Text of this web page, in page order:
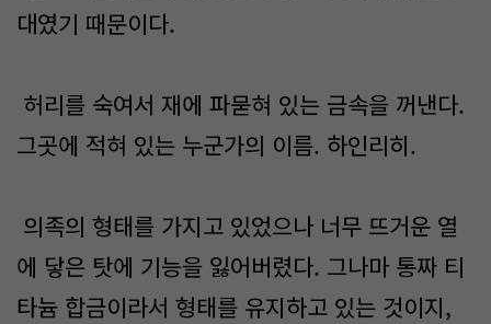
대였기 때문이다.
허리를 숙여서 재에 파묻혀 있는 금속을 꺼낸다.
그곳에 적혀 있는 누군가의 이름. 하인리히.
의족의 형태를 가지고 있었으나 너무 뜨거운 열
에 닿은 탓에 기능을 잃어버렸다. 그나마 통짜 티
타늄 합금이라서 형태를 유지하고 있는 것이지,